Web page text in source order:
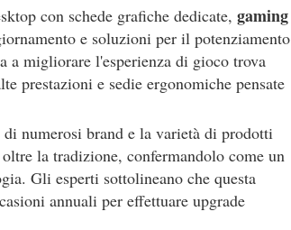
con schede grafiche dedicate, gaming
e soluzioni per il potenziamento
a migliorare l'esperienza di gioco trova
prestazioni e sedie ergonomiche pensate
numerosi brand e la varietà di prodotti
oltre la tradizione, confermandolo come un
Gli esperti sottolineano che questa
annuali per effettuare upgrade